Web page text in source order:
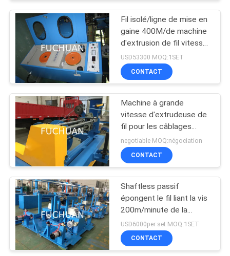
LES
AFFAIRES
PLAN
DU
SITE
PRIVACY
POLICY
Fil isolé/ligne de mise en
gaine 400M/de machine
d'extrusion de fil vitesse
maximum minimum
USD53300 MOQ:1SET
CONTACT
Machine à grande
vitesse d'extrudeuse de
fil pour les câblages
cuivre nus, fils bidon
negotiable MOQ:négociation
CONTACT
Shaftless passif
épongent le fil liant la vis
200m/minute de la
machine 0.7mm
USD6000per set MOQ:1SET
CONTACT